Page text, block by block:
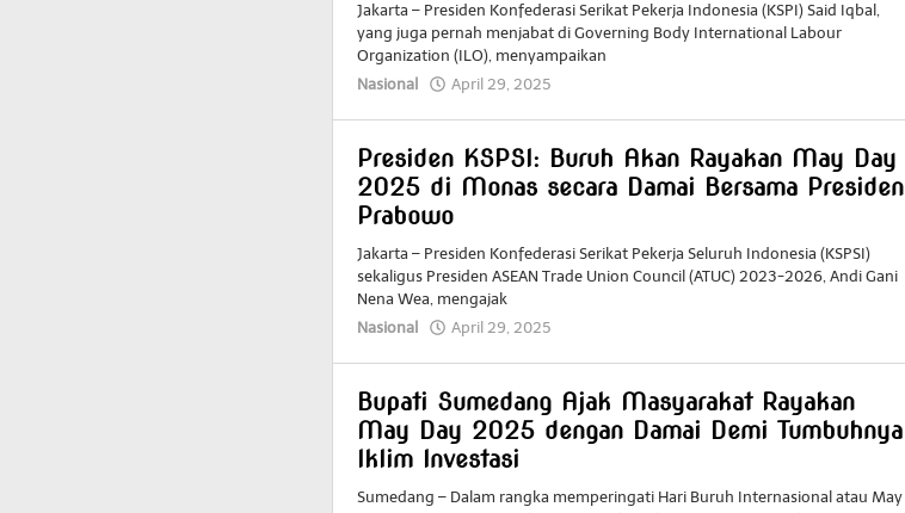
Jakarta – Presiden Konfederasi Serikat Pekerja Indonesia (KSPI) Said Iqbal,
yang juga pernah menjabat di Governing Body International Labour
Organization (ILO), menyampaikan
Nasional
April 29, 2025
Presiden KSPSI: Buruh Akan Rayakan May Day
2025 di Monas secara Damai Bersama Presiden
Prabowo
Jakarta – Presiden Konfederasi Serikat Pekerja Seluruh Indonesia (KSPSI)
sekaligus Presiden ASEAN Trade Union Council (ATUC) 2023-2026, Andi Gani
Nena Wea, mengajak
Nasional
April 29, 2025
Bupati Sumedang Ajak Masyarakat Rayakan
May Day 2025 dengan Damai Demi Tumbuhnya
Iklim Investasi
Sumedang – Dalam rangka memperingati Hari Buruh Internasional atau May